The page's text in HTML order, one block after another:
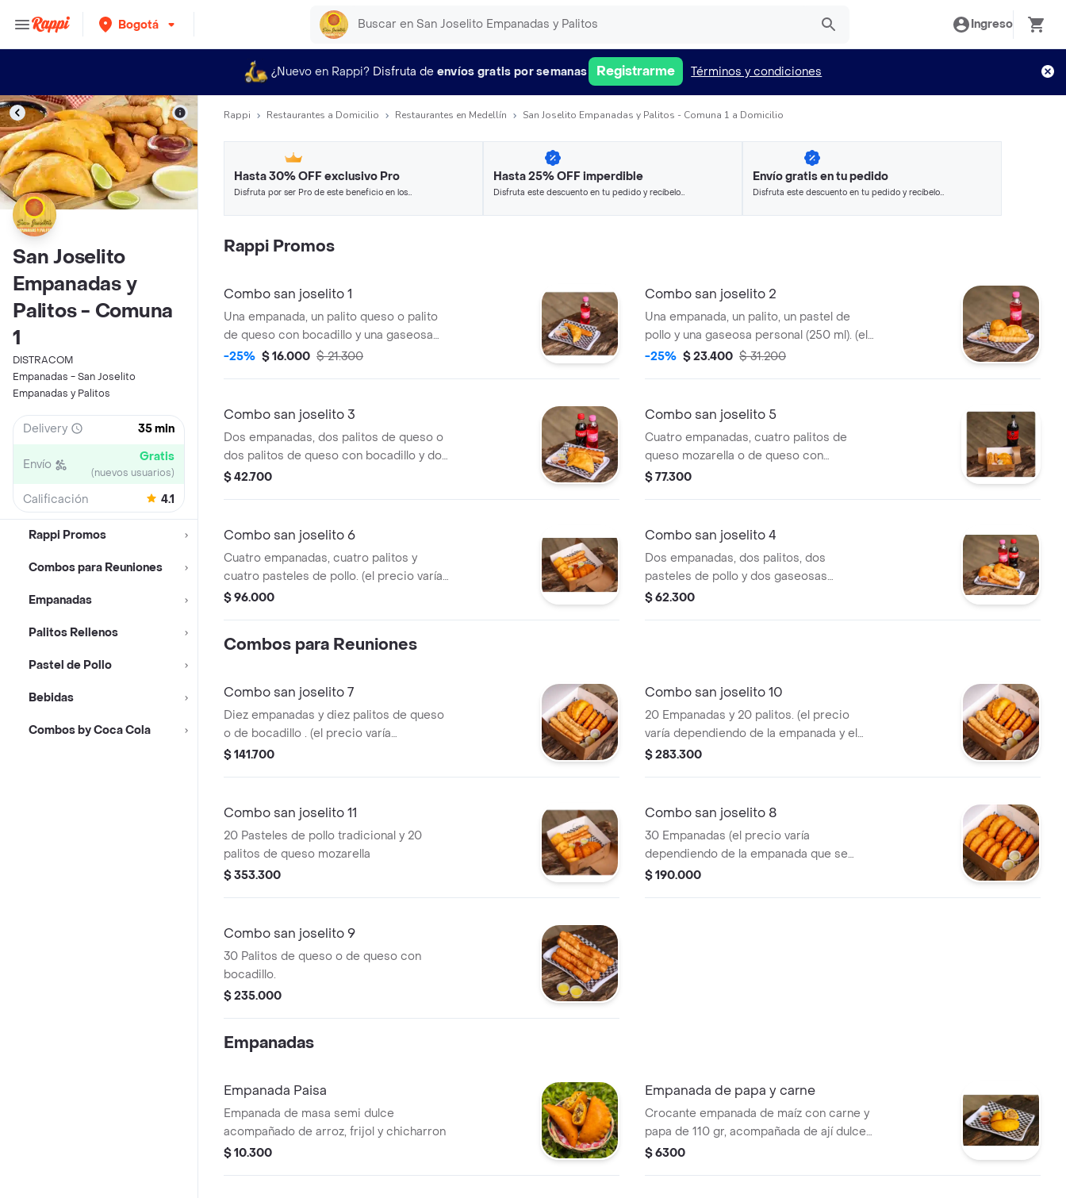
Bogotá Ingreso
¿Nuevo en Rappi? Disfruta de envíos gratis por semanas Registrarme Términos y condiciones
San Joselito
Empanadas y
Palitos - Comuna
1
DISTRACOM
Empanadas - San Joselito
Empanadas y Palitos
Delivery 35 min
Envío Gratis
(nuevos usuarios)
Calificación 4.1
Rappi Promos
Combos para Reuniones
Empanadas
Palitos Rellenos
Pastel de Pollo
Bebidas
Combos by Coca Cola
Rappi Restaurantes a Domicilio Restaurantes en Medellín San Joselito Empanadas y Palitos - Comuna 1 a Domicilio
Hasta 30% OFF exclusivo Pro
Disfruta por ser Pro de este beneficio en los
Hasta 25% OFF imperdible
Disfruta este descuento en tu pedido y recíbelo
Envío gratis en tu pedido
Disfruta este descuento en tu pedido y recíbelo
Rappi Promos
Combo san joselito 1
Una empanada, un palito queso o palito
de queso con bocadillo y una gaseosa
personal (250 ml). (el precio varía
-25% $ 16.000 $ 21.300
Combo san joselito 2
Una empanada, un palito, un pastel de
pollo y una gaseosa personal (250 ml). (el
precio varía dependiendo de la
-25% $ 23.400 $ 31.200
Combo san joselito 3
Dos empanadas, dos palitos de queso o
dos palitos de queso con bocadillo y dos
gaseosas personales (250ml).
$ 42.700
Combo san joselito 5
Cuatro empanadas, cuatro palitos de
queso mozarella o de queso con
bocadillo y una gaseosa litro y medio
$ 77.300
Combo san joselito 6
Cuatro empanadas, cuatro palitos y
cuatro pasteles de pollo. (el precio varía
dependiendo de la empanada se desee).
$ 96.000
Combo san joselito 4
Dos empanadas, dos palitos, dos
pasteles de pollo y dos gaseosas
personales (250ml).
$ 62.300
Combos para Reuniones
Combo san joselito 7
Diez empanadas y diez palitos de queso
o de bocadillo . (el precio varía
dependiendo de la empanada y el palito
$ 141.700
Combo san joselito 10
20 Empanadas y 20 palitos. (el precio
varía dependiendo de la empanada y el
palito de queso que se desee).
$ 283.300
Combo san joselito 11
20 Pasteles de pollo tradicional y 20
palitos de queso mozarella
$ 353.300
Combo san joselito 8
30 Empanadas (el precio varía
dependiendo de la empanada que se
desee).
$ 190.000
Combo san joselito 9
30 Palitos de queso o de queso con
bocadillo.
$ 235.000
Empanadas
Empanada Paisa
Empanada de masa semi dulce
acompañado de arroz, frijol y chicharron
$ 10.300
Empanada de papa y carne
Crocante empanada de maíz con carne y
papa de 110 gr, acompañada de ají dulce
o picante, guacamole, salsa rosada o
$ 6300